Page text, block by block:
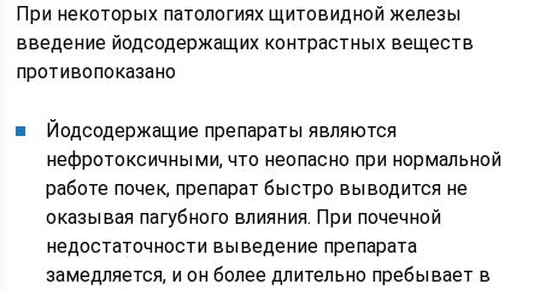
При некоторых патологиях щитовидной железы
введение йодсодержащих контрастных веществ
противопоказано
Йодсодержащие препараты являются
нефротоксичными, что неопасно при нормальной
работе почек, препарат быстро выводится не
оказывая пагубного влияния. При почечной
недостаточности выведение препарата
замедляется, и он более длительно пребывает в